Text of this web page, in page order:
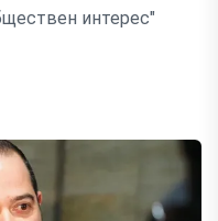
интерес"